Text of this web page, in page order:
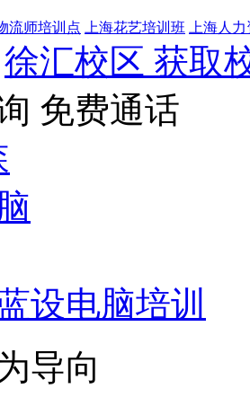
流师培训点 上海花艺培训班 上海人
徐汇校区 获取
免费通话
设电脑培训
导向